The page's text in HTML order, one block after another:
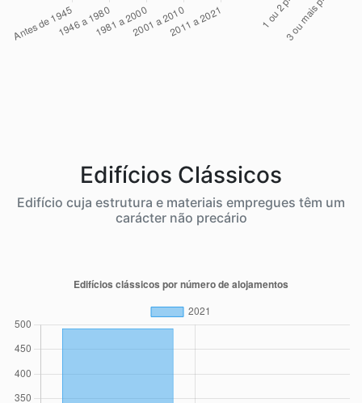
Edifícios Clássicos
Edifício cuja estrutura e materiais empregues têm um
carácter não precário